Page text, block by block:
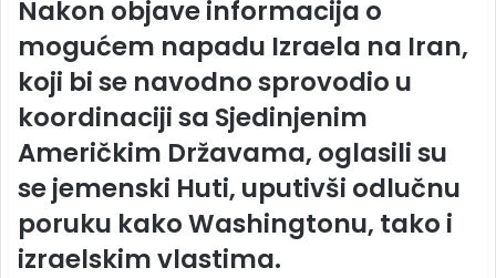
Nakon objave informacija o
mogućem napadu Izraela na Iran,
koji bi se navodno sprovodio u
koordinaciji sa Sjedinjenim
Američkim Državama, oglasili su
se jemenski Huti, uputivši odlučnu
poruku kako Washingtonu, tako i
izraelskim vlastima.